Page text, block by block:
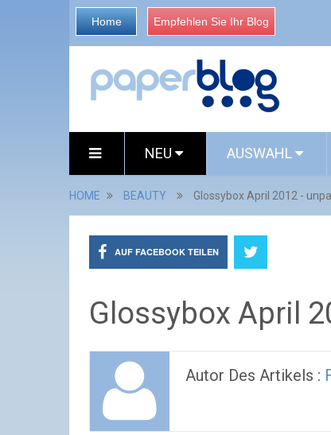
Home Empfehlen Sie Ihr Blog
NEU AUSWAHL
HOME BEAUTY Glossybox April 2012 -
AUF FACEBOOK TEILEN
Glossybox April
Autor Des Artikels :